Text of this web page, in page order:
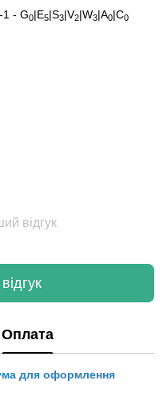
- G0|E5|S3|V2|W3|A0|C0
відгук
Оплата
для оформлення